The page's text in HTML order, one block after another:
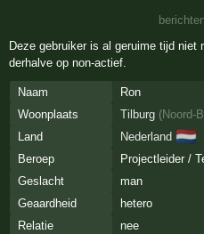
Deze gebruiker is al geruime tijd niet
derhalve op non-actief.
Naam
Ron
Woonplaats
Tilburg (Noord-
Land
Nederland 🇳🇱
Beroep
Projectleider /
Geslacht
man
Geaardheid
hetero
Relatie
nee